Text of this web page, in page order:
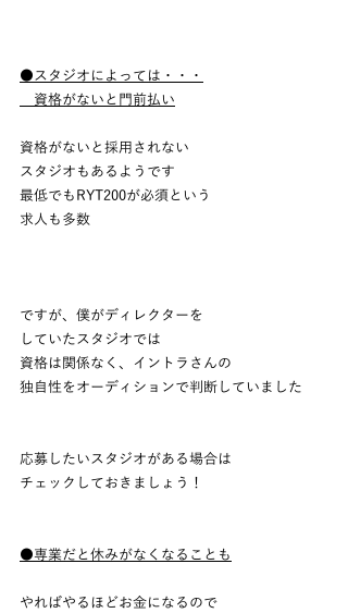
●スタジオによっては・・・
資格がないと門前払い
資格がないと採用されない
スタジオもあるようです
最低でもRYT200が必須という
求人も多数
ですが、僕がディレクターを
していたスタジオでは
資格は関係なく、イントラさんの
独自性をオーディションで判断していました
応募したいスタジオがある場合は
チェックしておきましょう！
●専業だと休みがなくなることも
やればやるほどお金になるので